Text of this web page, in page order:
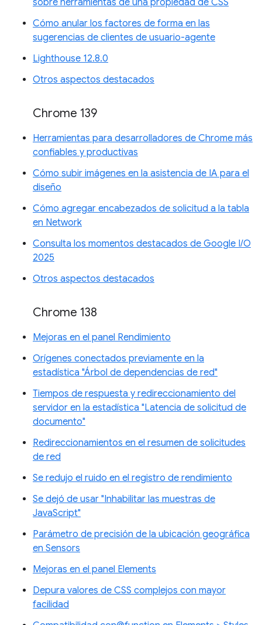
sobre herramientas de una propiedad de CSS
Cómo anular los factores de forma en las
sugerencias de clientes de usuario-agente
Lighthouse 12.8.0
Otros aspectos destacados
Chrome 139
Herramientas para desarrolladores de Chrome más
confiables y productivas
Cómo subir imágenes en la asistencia de IA para el
diseño
Cómo agregar encabezados de solicitud a la tabla
en Network
Consulta los momentos destacados de Google I/O
2025
Otros aspectos destacados
Chrome 138
Mejoras en el panel Rendimiento
Orígenes conectados previamente en la
estadística "Árbol de dependencias de red"
Tiempos de respuesta y redireccionamiento del
servidor en la estadística "Latencia de solicitud de
documento"
Redireccionamientos en el resumen de solicitudes
de red
Se redujo el ruido en el registro de rendimiento
Se dejó de usar "Inhabilitar las muestras de
JavaScript"
Parámetro de precisión de la ubicación geográfica
en Sensors
Mejoras en el panel Elements
Depura valores de CSS complejos con mayor
facilidad